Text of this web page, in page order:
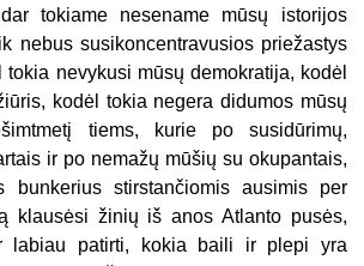
tokiame nesename mūsų istorijos
nebus susikoncentravusios priežastys
nevykusi mūsų demokratija, kodėl
kodėl tokia negera didumos mūsų
tiems, kurie po susidūrimų,
ir po nemažų mūšių su okupantais,
bunkerius stirstančiomis ausimis per
klausėsi žinių iš anos Atlanto pusės,
labiau patirti, kokia baili ir plepi yra